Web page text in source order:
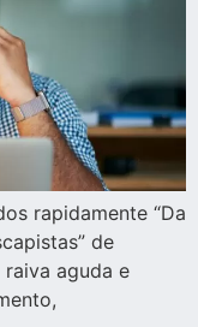
​​rapidamente “Da
de
aguda e